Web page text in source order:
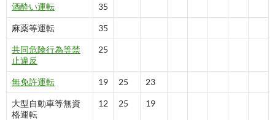
酒酔い運転 35
麻薬等運転 35
共同危険行為等禁
止違反
25
無免許運転 19 25 23
大型自動車等無資
格運転
12 25 19